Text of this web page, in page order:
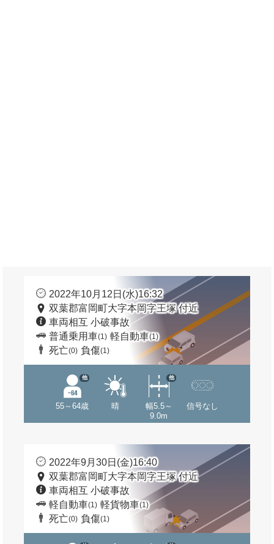
2022年10月12日(水)16:32
双葉郡富岡町大字本岡字王塚 付近
車両相互 小破事故
普通乗用車(1) 軽自動車(1)
死亡(0) 負傷(1)
55～64歳
他
晴
幅5.5～
9.0m
他
信号なし
2022年9月30日(金)16:40
双葉郡富岡町大字本岡字王塚 付近
車両相互 小破事故
軽自動車(1) 軽貨物車(1)
死亡(0) 負傷(1)